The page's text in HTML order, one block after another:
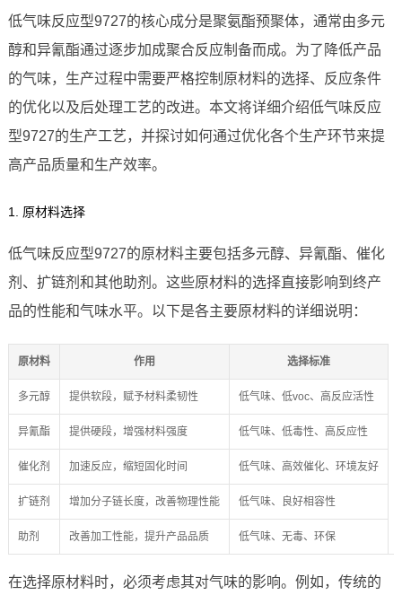
低气味反应型9727的核心成分是聚氨酯预聚体，通常由多元
醇和异氰酯通过逐步加成聚合反应制备而成。为了降低产品
的气味，生产过程中需要严格控制原材料的选择、反应条件
的优化以及后处理工艺的改进。本文将详细介绍低气味反应
型9727的生产工艺，并探讨如何通过优化各个生产环节来提
高产品质量和生产效率。
1. 原材料选择
低气味反应型9727的原材料主要包括多元醇、异氰酯、催化
剂、扩链剂和其他助剂。这些原材料的选择直接影响到终产
品的性能和气味水平。以下是各主要原材料的详细说明：
原材料 作用 选择标准
多元醇 提供软段，赋予材料柔韧性 低气味、低voc、高反应活性
异氰酯 提供硬段，增强材料强度 低气味、低毒性、高反应性
催化剂 加速反应，缩短固化时间 低气味、高效催化、环境友好
扩链剂 增加分子链长度，改善物理性能 低气味、良好相容性
助剂 改善加工性能，提升产品品质 低气味、无毒、环保
在选择原材料时，必须考虑其对气味的影响。例如，传统的